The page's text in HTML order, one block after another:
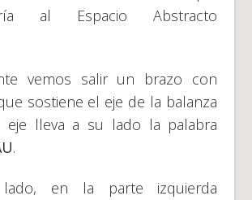
al Espacio Abstracto
vemos salir un brazo con
sostiene el eje de la balanza
eje lleva a su lado la palabra
.
en la parte izquierda